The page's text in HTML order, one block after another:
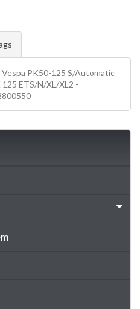
PK50-125 S/Automatic
ETS/N/XL/XL2 -